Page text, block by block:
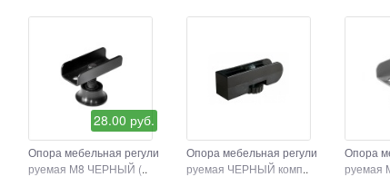
Опора мебельная регули
руемая М8 ЧЕРНЫЙ (..
28.00 руб.
Опора мебельная регули
руемая ЧЕРНЫЙ комп..
Опора